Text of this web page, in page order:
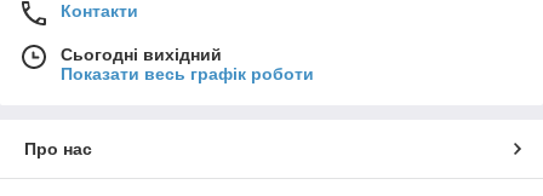
Контакти
Сьогодні вихідний
Показати весь графік роботи
Про нас